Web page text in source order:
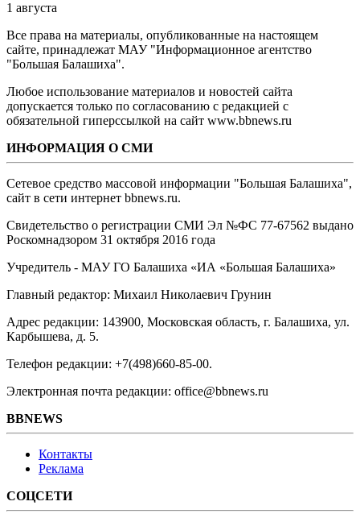
1 августа
Все права на материалы, опубликованные на настоящем
сайте, принадлежат МАУ "Информационное агентство
"Большая Балашиха".
Любое использование материалов и новостей сайта
допускается только по согласованию с редакцией с
обязательной гиперссылкой на сайт www.bbnews.ru
ИНФОРМАЦИЯ О СМИ
Сетевое средство массовой информации "Большая Балашиха",
сайт в сети интернет bbnews.ru.
Свидетельство о регистрации СМИ Эл №ФС ‎77-67562 выдано
Роскомнадзором 31 октября 2016 года
Учредитель - МАУ ГО Балашиха «ИА «Большая Балашиха»
Главный редактор: Михаил Николаевич Грунин
Адрес редакции: 143900, Московская область, г. Балашиха, ул.
Карбышева, д. 5.
Телефон редакции: +7(498)660-85-00.
Электронная почта редакции: office@bbnews.ru
BBNEWS
Контакты
Реклама
СОЦСЕТИ